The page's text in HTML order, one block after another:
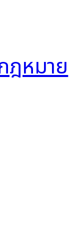
ฎหมาย